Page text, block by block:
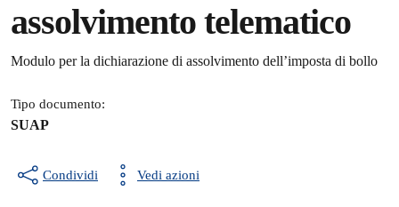
assolvimento telematico
Dettagli del documento
Modulo per la dichiarazione di assolvimento dell’imposta di bollo
Tipo documento:
SUAP
Condividi Vedi azioni